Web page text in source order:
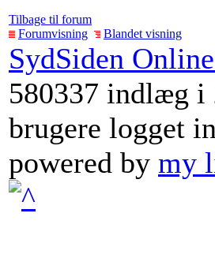
Tilbage til forum
Forumvisning
Blandet visning
SydSiden
580337 indlæg i
brugere logget
powered by my